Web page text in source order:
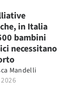
in Italia
bambini
necessitano
Mandelli